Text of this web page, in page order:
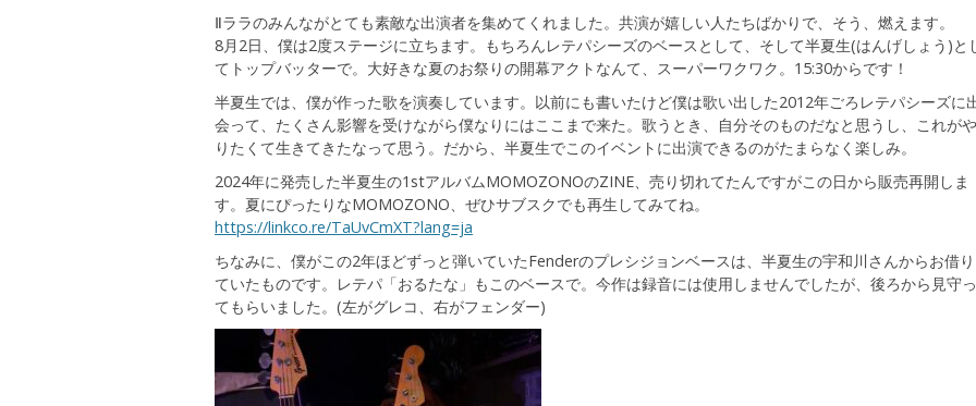
Ⅱララのみんながとても素敵な出演者を集めてくれました。共演が嬉しい人たちばかりで、そう、燃えます。
8月2日、僕は2度ステージに立ちます。もちろんレテパシーズのベースとして、そして半夏生(はんげしょう)と
てトップバッターで。大好きな夏のお祭りの開幕アクトなんて、スーパーワクワク。15:30からです！
半夏生では、僕が作った歌を演奏しています。以前にも書いたけど僕は歌い出した2012年ごろレテパシーズに
会って、たくさん影響を受けながら僕なりにはここまで来た。歌うとき、自分そのものだなと思うし、これがや
りたくて生きてきたなって思う。だから、半夏生でこのイベントに出演できるのがたまらなく楽しみ。
2024年に発売した半夏生の1stアルバムMOMOZONOのZINE、売り切れてたんですがこの日から販売再開しま
す。夏にぴったりなMOMOZONO、ぜひサブスクでも再生してみてね。
https://linkco.re/TaUvCmXT?lang=ja
ちなみに、僕がこの2年ほどずっと弾いていたFenderのプレシジョンベースは、半夏生の宇和川さんからお借
ていたものです。レテパ「おるたな」もこのベースで。今作は録音には使用しませんでしたが、後ろから見守っ
てもらいました。(左がグレコ、右がフェンダー)